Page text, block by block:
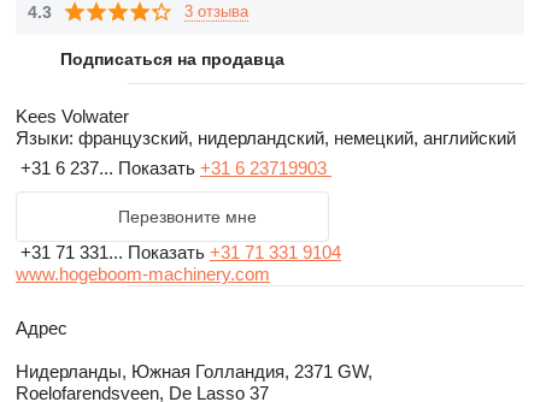
4.3 3 отзыва
Подписаться на продавца
Kees Volwater
Языки: французский, нидерландский, немецкий, английский
+31 6 237... Показать +31 6 23719903
Перезвоните мне
+31 71 331... Показать +31 71 331 9104
www.hogeboom-machinery.com
Адрес
Нидерланды, Южная Голландия, 2371 GW,
Roelofarendsveen, De Lasso 37